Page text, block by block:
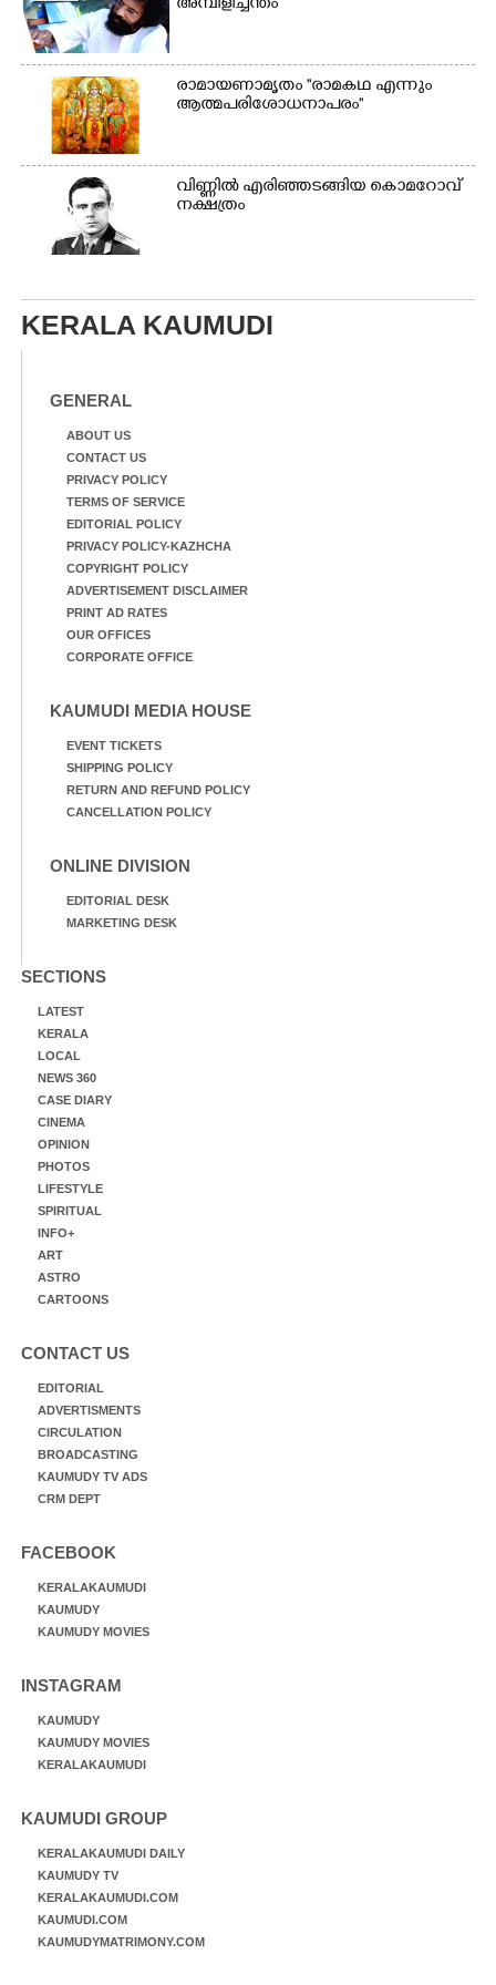
അമ്പിളിച്ചന്തം
രാമായണാമൃതം ''രാമകഥ എന്നും
ആത്മപരിശോധനാപരം''
വി​ണ്ണി​ൽ​ ​എ​രി​ഞ്ഞ​ട​ങ്ങിയ കൊ​മ​റോ​വ് ​
ന​ക്ഷ​ത്രം
KERALA KAUMUDI
GENERAL
ABOUT US
CONTACT US
PRIVACY POLICY
TERMS OF SERVICE
EDITORIAL POLICY
PRIVACY POLICY-KAZHCHA
COPYRIGHT POLICY
ADVERTISEMENT DISCLAIMER
PRINT AD RATES
OUR OFFICES
CORPORATE OFFICE
KAUMUDI MEDIA HOUSE
EVENT TICKETS
SHIPPING POLICY
RETURN AND REFUND POLICY
CANCELLATION POLICY
ONLINE DIVISION
EDITORIAL DESK
MARKETING DESK
SECTIONS
LATEST
KERALA
LOCAL
NEWS 360
CASE DIARY
CINEMA
OPINION
PHOTOS
LIFESTYLE
SPIRITUAL
INFO+
ART
ASTRO
CARTOONS
CONTACT US
EDITORIAL
ADVERTISMENTS
CIRCULATION
BROADCASTING
KAUMUDY TV ADS
CRM DEPT
FACEBOOK
KERALAKAUMUDI
KAUMUDY
KAUMUDY MOVIES
INSTAGRAM
KAUMUDY
KAUMUDY MOVIES
KERALAKAUMUDI
KAUMUDI GROUP
KERALAKAUMUDI DAILY
KAUMUDY TV
KERALAKAUMUDI.COM
KAUMUDI.COM
KAUMUDYMATRIMONY.COM